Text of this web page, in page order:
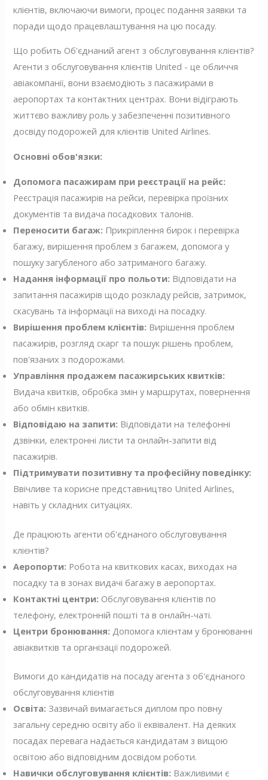
клієнтів, включаючи вимоги, процес подання заявки та
поради щодо працевлаштування на цю посаду.
Що робить Об'єднаний агент з обслуговування клієнтів?
Агенти з обслуговування клієнтів United - це обличчя
авіакомпанії, вони взаємодіють з пасажирами в
аеропортах та контактних центрах. Вони відіграють
життєво важливу роль у забезпеченні позитивного
досвіду подорожей для клієнтів United Airlines.
Основні обов'язки:
Допомога пасажирам при реєстрації на рейс:
Реєстрація пасажирів на рейси, перевірка проїзних
документів та видача посадкових талонів.
Переносити багаж: Прикріплення бирок і перевірка
багажу, вирішення проблем з багажем, допомога у
пошуку загубленого або затриманого багажу.
Надання інформації про польоти: Відповідати на
запитання пасажирів щодо розкладу рейсів, затримок,
скасувань та інформації на виході на посадку.
Вирішення проблем клієнтів: Вирішення проблем
пасажирів, розгляд скарг та пошук рішень проблем,
пов'язаних з подорожами.
Управління продажем пасажирських квитків:
Видача квитків, обробка змін у маршрутах, повернення
або обмін квитків.
Відповідаю на запити: Відповідати на телефонні
дзвінки, електронні листи та онлайн-запити від
пасажирів.
Підтримувати позитивну та професійну поведінку:
Ввічливе та корисне представництво United Airlines,
навіть у складних ситуаціях.
Де працюють агенти об'єднаного обслуговування
клієнтів?
Аеропорти: Робота на квиткових касах, виходах на
посадку та в зонах видачі багажу в аеропортах.
Контактні центри: Обслуговування клієнтів по
телефону, електронній пошті та в онлайн-чаті.
Центри бронювання: Допомога клієнтам у бронюванні
авіаквитків та організації подорожей.
Вимоги до кандидатів на посаду агента з об'єднаного
обслуговування клієнтів
Освіта: Зазвичай вимагається диплом про повну
загальну середню освіту або її еквівалент. На деяких
посадах перевага надається кандидатам з вищою
освітою або відповідним досвідом роботи.
Навички обслуговування клієнтів: Важливими є